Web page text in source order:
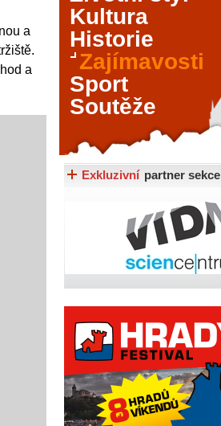
a
a
skvělé
ale také
klasické
Kultura
Historie
Zajímavosti
Sport
Soutěže
Exkluzivní partner sekce